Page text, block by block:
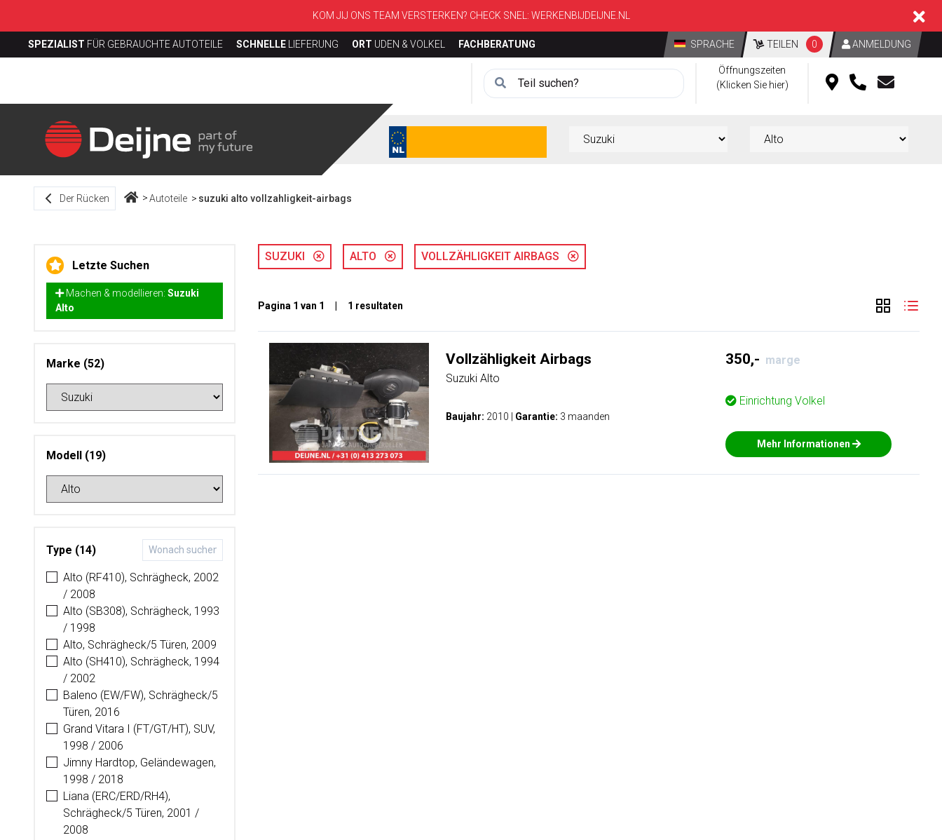
KOM JIJ ONS TEAM VERSTERKEN? CHECK SNEL: WERKENBIJDEIJNE.NL
SPEZIALIST FÜR GEBRAUCHTE AUTOTEILE SCHNELLE LIEFERUNG ORT UDEN & VOLKEL FACHBERATUNG SPRACHE TEILEN 0 ANMELDUNG
Öffnungszeiten
(Klicken Sie hier)
Der Rücken Autoteile suzuki alto vollzahligkeit-airbags
Letzte Suchen
Machen & modellieren: Suzuki
Alto
Marke (52)
Modell (19)
Type (14)
Alto (RF410), Schrägheck, 2002
/ 2008
Alto (SB308), Schrägheck, 1993
/ 1998
Alto, Schrägheck/5 Türen, 2009
Alto (SH410), Schrägheck, 1994
/ 2002
Baleno (EW/FW), Schrägheck/5
Türen, 2016
Grand Vitara I (FT/GT/HT), SUV,
1998 / 2006
Jimny Hardtop, Geländewagen,
1998 / 2018
Liana (ERC/ERD/RH4),
Schrägheck/5 Türen, 2001 /
2008
SUZUKI ALTO VOLLZÄHLIGKEIT AIRBAGS
Pagina 1 van 1 | 1 resultaten
Vollzähligkeit Airbags
Suzuki Alto
Baujahr: 2010 Garantie: 3 maanden
350,- marge
Einrichtung Volkel
Mehr Informationen